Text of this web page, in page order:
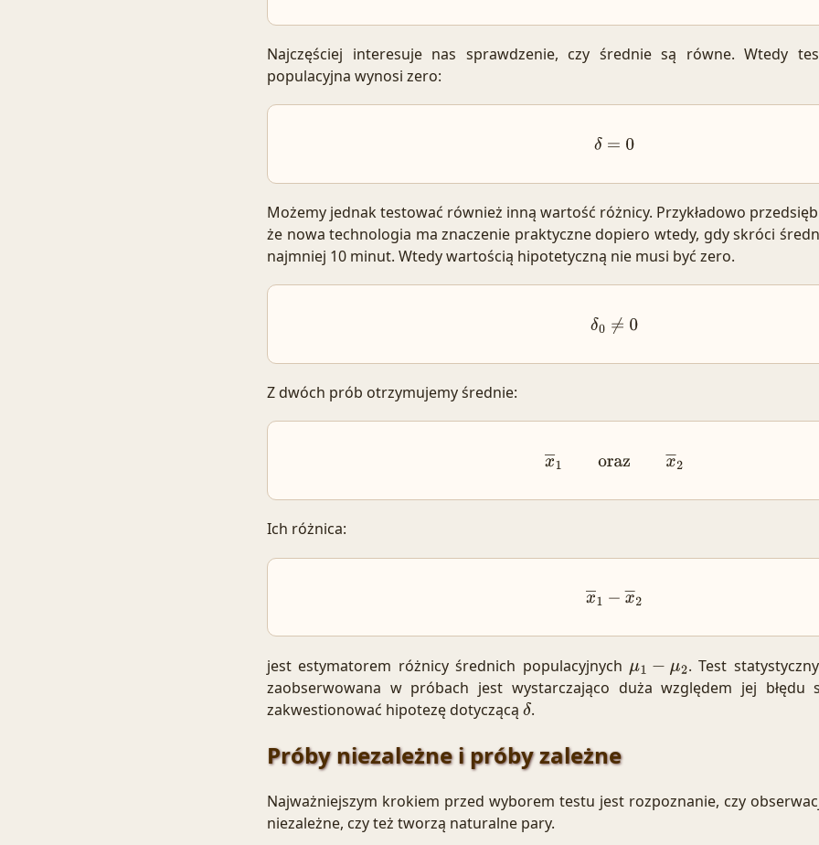
Najczęściej interesuje nas sprawdzenie, czy średnie są równe. Wtedy
populacyjna wynosi zero:
δ=0
Możemy jednak testować również inną wartość różnicy. Przykładowo
że nowa technologia ma znaczenie praktyczne dopiero wtedy, gdy skróci
najmniej 10 minut. Wtedy wartością hipotetyczną nie musi być zero.
δ 0≠0
Z dwóch prób otrzymujemy średnie:
1oraz
Ich różnica:
x― 1−x―2
jest estymatorem różnicy średnich populacyjnych μ1 −μ 2
. Test
zaobserwowana w próbach jest wystarczająco duża względem jej błędu
zakwestionować hipotezę dotyczącą δ.
Próby niezależne i próby zależne
Najważniejszym krokiem przed wyborem testu jest rozpoznanie, czy
niezależne, czy też tworzą naturalne pary.